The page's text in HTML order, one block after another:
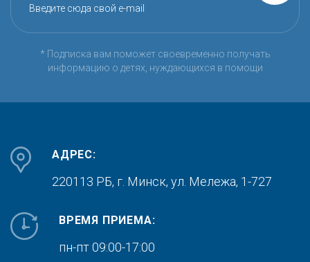
Введите сюда свой e-mail
* Подписка вам поможет своевременно получать
информацию о детях, нуждающихся в помощи
АДРЕС:
220113 РБ, г. Минск, ул. Мележа, 1-727
ВРЕМЯ ПРИЕМА:
пн-пт 09:00-17:00